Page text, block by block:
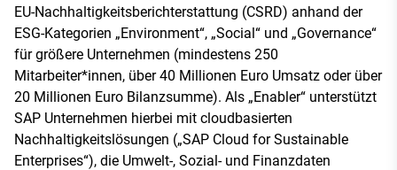
EU-Nachhaltigkeitsberichterstattung (CSRD) anhand der
ESG-Kategorien „Environment“, „Social“ und „Governance“
für größere Unternehmen (mindestens 250
Mitarbeiter*innen, über 40 Millionen Euro Umsatz oder über
20 Millionen Euro Bilanzsumme). Als „Enabler“ unterstützt
SAP Unternehmen hierbei mit cloudbasierten
Nachhaltigkeitslösungen („SAP Cloud for Sustainable
Enterprises“), die Umwelt-, Sozial- und Finanzdaten